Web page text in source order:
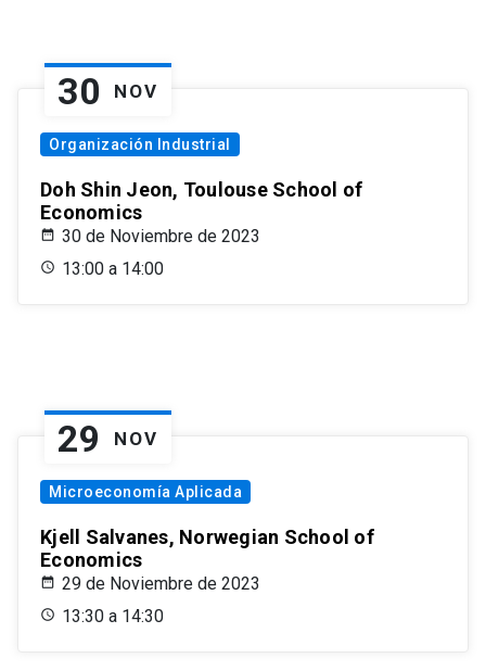
30 NOV
Organización Industrial
Doh Shin Jeon, Toulouse School of
Economics
30 de Noviembre de 2023
13:00 a 14:00
29 NOV
Microeconomía Aplicada
Kjell Salvanes, Norwegian School of
Economics
29 de Noviembre de 2023
13:30 a 14:30